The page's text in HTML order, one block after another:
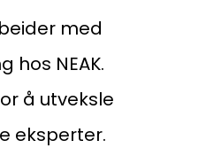
med
NEAK.
å utveksle
eksperter.